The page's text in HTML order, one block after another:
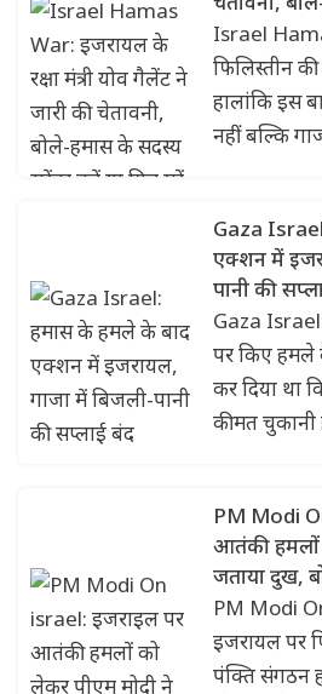
करें या फिर
Israel
फिलिस्तीन
हालांकि इस
नहीं बल्कि
Gaza
एक्शन में
पानी की
Gaza
पर किए हमले
कर दिया था
कीमत चुकानी
PM Modi
आतंकी हमलों
जताया दुख,
लगा
PM Modi
इजरायल पर
पंक्ति संगठन